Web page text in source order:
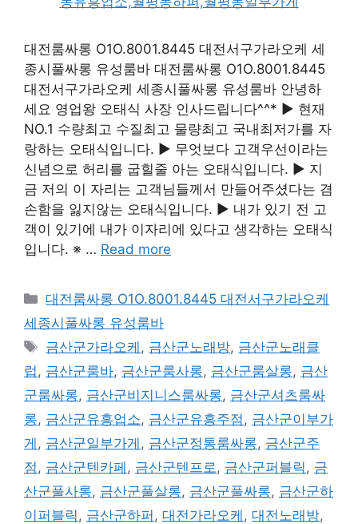
대전룸싸롱 O1O.8001.8445 대전서구가라오케 세
종시풀싸롱 유성룸바 대전룸싸롱 O1O.8001.8445
대전서구가라오케 세종시풀싸롱 유성룸바 안녕하
세요 영업왕 오태식 사장 인사드립니다^^* ▶ 현재
NO.1 수량최고 수질최고 물량최고 국내최저가를 자
랑하는 오태식입니다. ▶ 무엇보다 고객우선이라는
신념으로 허리를 굽힐줄 아는 오태식입니다. ▶ 지
금 저의 이 자리는 고객님들께서 만들어주셨다는 겸
손함을 잃지않는 오태식입니다. ▶ 내가 있기 전 고
객이 있기에 내가 이자리에 있다고 생각하는 오태식
입니다. ※ … Read more
카
테
리
대전룸싸롱 O1O.8001.8445 대전서구가라오케
세종시풀싸롱 유성룸바
태
그
금산군가라오케 , 금산군노래방, 금산군노래클
럽, 금산군룸바, 금산군룸사롱, 금산군룸살롱, 금산
군룸싸롱, 금산군비지니스룸싸롱, 금산군셔츠룸싸
롱, 금산군유흥업소, 금산군유흥주점, 금산군이부가
게 , 금산군일부가게 , 금산군정통룸싸롱, 금산군주
점, 금산군텐카페 , 금산군텐프로, 금산군퍼블릭, 금
산군풀사롱, 금산군풀살롱, 금산군풀싸롱, 금산군하
이퍼블릭, 금산군하퍼 , 대전가라오케 , 대전노래방,